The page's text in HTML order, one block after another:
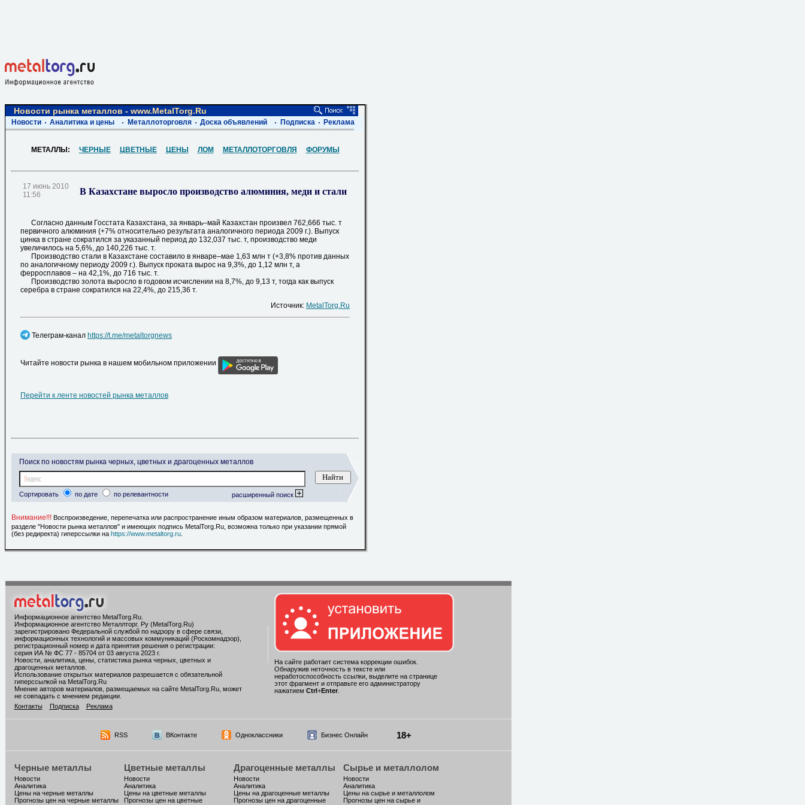
Новости рынка металлов - www.MetalTorg.Ru
Новости Аналитика и цены Металлоторговля Доска объявлений Подписка Реклама
МЕТАЛЛЫ: ЧЕРНЫЕ ЦВЕТНЫЕ ЦЕНЫ ЛОМ МЕТАЛЛОТОРГОВЛЯ ФОРУМЫ
17 июнь 2010
11:56
В Казахстане выросло производство алюминия, меди и стали
Согласно данным Госстата Казахстана, за январь–май Казахстан произвел 762,666 тыс. т
первичного алюминия (+7% относительно результата аналогичного периода 2009 г.). Выпуск
цинка в стране сократился за указанный период до 132,037 тыс. т, производство меди
увеличилось на 5,6%, до 140,226 тыс. т.
Производство стали в Казахстане составило в январе–мае 1,63 млн т (+3,8% против данных
по аналогичному периоду 2009 г.). Выпуск проката вырос на 9,3%, до 1,12 млн т, а
ферросплавов – на 42,1%, до 716 тыс. т.
Производство золота выросло в годовом исчислении на 8,7%, до 9,13 т, тогда как выпуск
серебра в стране сократился на 22,4%, до 215,36 т.
Источник: MetalTorg.Ru
Телеграм-канал https://t.me/metaltorgnews
Читайте новости рынка в нашем мобильном приложении
Перейти к ленте новостей рынка металлов
Поиск по новостям рынка черных, цветных и драгоценных металлов
Сортировать по дате по релевантности расширенный поиск
Внимание!!! Воспроизведение, перепечатка или распространение иным образом материалов, размещенных в
разделе "Новости рынка металлов" и имеющих подпись MetalTorg.Ru, возможна только при указании прямой
(без редиректа) гиперссылки на https://www.metaltorg.ru
Информационное агентство MetalTorg.Ru.
Информационное агентство Металлторг. Ру (MetalTorg.Ru)
зарегистрировано Федеральной службой по надзору в сфере связи,
информационных технологий и массовых коммуникаций (Роскомнадзор),
регистрационный номер и дата принятия решения о регистрации:
серия ИА № ФС 77 - 85704 от 03 августа 2023 г.
Новости, аналитика, цены, статистика рынка черных, цветных и
драгоценных металлов.
Использование открытых материалов разрешается с обязательной
гиперссылкой на MetalTorg.Ru
Мнение авторов материалов, размещаемых на сайте MetalTorg.Ru, может
не совпадать с мнением редакции.
Контакты
Подписка Реклама
На сайте работает система коррекции ошибок.
Обнаружив неточность в тексте или
неработоспособность ссылки, выделите на странице
этот фрагмент и отправьте его администратору
нажатием Ctrl+Enter.
RSS ВКонтакте Одноклассники Бизнес Онлайн 18+
Черные металлы
Новости
Аналитика
Цены на черные металлы
Прогнозы цен на черные металлы
Цветные металлы
Новости
Аналитика
Цены на цветные металлы
Прогнозы цен на цветные
Драгоценные металлы
Новости
Аналитика
Цены на драгоценные металлы
Прогнозы цен на драгоценные
Сырье и металлолом
Новости
Аналитика
Цены на сырье и металлолом
Прогнозы цен на сырье и